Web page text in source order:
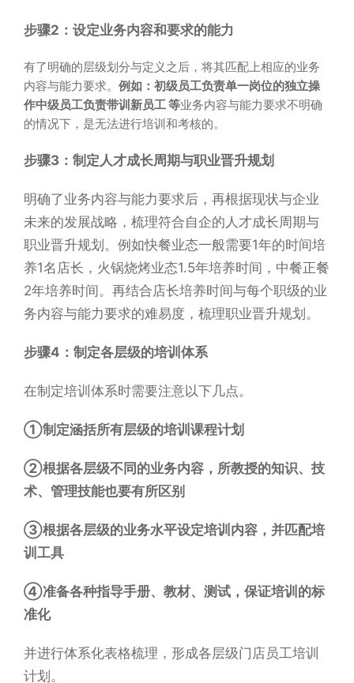
步骤2：设定业务内容和要求的能力
有了明确的层级划分与定义之后，将其匹配上相应的业务
内容与能力要求。 例如： 初级员工负责单一岗位的独立操
作中级员工负责带训新员工 等业务内容与能力要求不明确
的情况下，是无法进行培训和考核的。
步骤3：制定人才成长周期与职业晋升规划
明确了业务内容与能力要求后，再根据现状与企业
未来的发展战略，梳理符合自企的人才成长周期与
职业晋升规划。例如快餐业态一般需要1年的时间培
养1名店长，火锅烧烤业态1.5年培养时间，中餐正餐
2年培养时间。再结合店长培养时间与每个职级的业
务内容与能力要求的难易度，梳理职业晋升规划。
步骤4：制定各层级的培训体系
在制定培训体系时需要注意以下几点。
①制定涵括所有层级的培训课程计划
②根据各层级不同的业务内容，所教授的知识、技
术、管理技能也要有所区别
③根据各层级的业务水平设定培训内容，并匹配培
训工具
④准备各种指导手册、教材、测试，保证培训的标
准化
并进行体系化表格梳理，形成各层级门店员工培训
计划。